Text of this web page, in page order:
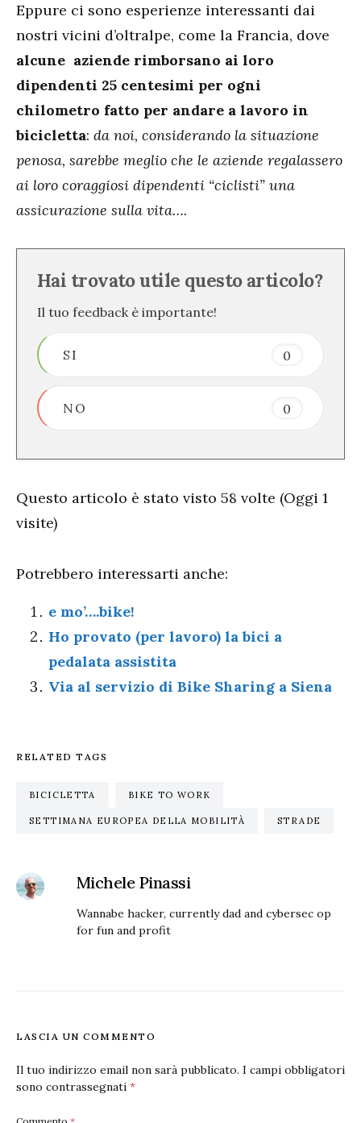
Eppure ci sono esperienze interessanti dai
nostri vicini d’oltralpe, come la Francia, dove
alcune aziende rimborsano ai loro
dipendenti 25 centesimi per ogni
chilometro fatto per andare a lavoro in
bicicletta: da noi, considerando la situazione
penosa, sarebbe meglio che le aziende regalassero
ai loro coraggiosi dipendenti “ciclisti” una
assicurazione sulla vita….
Hai trovato utile questo articolo?
Il tuo feedback è importante!
SI 0
NO 0
Questo articolo è stato visto 58 volte (Oggi 1
visite)
Potrebbero interessarti anche:
e mo’….bike!
Ho provato (per lavoro) la bici a
pedalata assistita
Via al servizio di Bike Sharing a Siena
RELATED TAGS
BICICLETTA BIKE TO WORK
SETTIMANA EUROPEA DELLA MOBILITÀ STRADE
Michele Pinassi
Wannabe hacker, currently dad and cybersec op
for fun and profit
LASCIA UN COMMENTO
Il tuo indirizzo email non sarà pubblicato. I campi obbligatori
sono contrassegnati *